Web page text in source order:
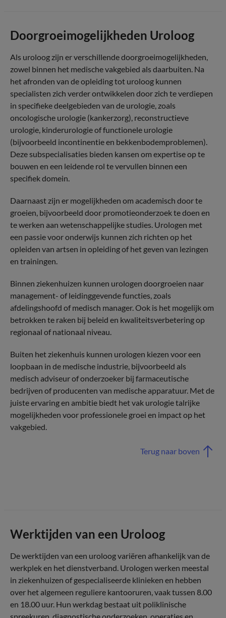
Doorgroeimogelijkheden Uroloog
Als uroloog zijn er verschillende doorgroeimogelijkheden,
zowel binnen het medische vakgebied als daarbuiten. Na
het afronden van de opleiding tot uroloog kunnen
specialisten zich verder ontwikkelen door zich te verdiepen
in specifieke deelgebieden van de urologie, zoals
oncologische urologie (kankerzorg), reconstructieve
urologie, kinderurologie of functionele urologie
(bijvoorbeeld incontinentie en bekkenbodemproblemen).
Deze subspecialisaties bieden kansen om expertise op te
bouwen en een leidende rol te vervullen binnen een
specifiek domein.
Daarnaast zijn er mogelijkheden om academisch door te
groeien, bijvoorbeeld door promotieonderzoek te doen en
te werken aan wetenschappelijke studies. Urologen met
een passie voor onderwijs kunnen zich richten op het
opleiden van artsen in opleiding of het geven van lezingen
en trainingen.
Binnen ziekenhuizen kunnen urologen doorgroeien naar
management- of leidinggevende functies, zoals
afdelingshoofd of medisch manager. Ook is het mogelijk om
betrokken te raken bij beleid en kwaliteitsverbetering op
regionaal of nationaal niveau.
Buiten het ziekenhuis kunnen urologen kiezen voor een
loopbaan in de medische industrie, bijvoorbeeld als
medisch adviseur of onderzoeker bij farmaceutische
bedrijven of producenten van medische apparatuur. Met de
juiste ervaring en ambitie biedt het vak urologie talrijke
mogelijkheden voor professionele groei en impact op het
vakgebied.
Terug naar boven
Werktijden van een Uroloog
De werktijden van een uroloog variëren afhankelijk van de
werkplek en het dienstverband. Urologen werken meestal
in ziekenhuizen of gespecialiseerde klinieken en hebben
over het algemeen reguliere kantooruren, vaak tussen 8.00
en 18.00 uur. Hun werkdag bestaat uit poliklinische